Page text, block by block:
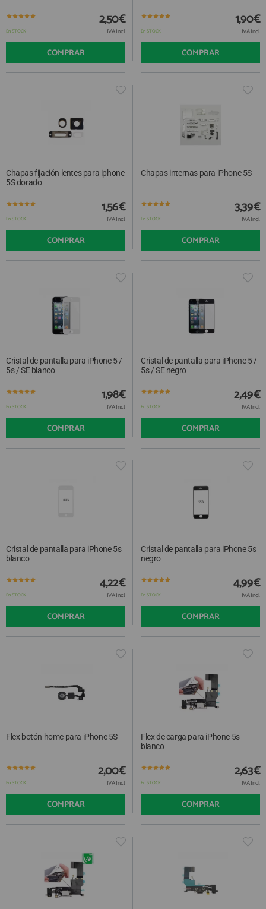
En STOCK
2,50€
IVA Incl.
COMPRAR
En STOCK
1,90€
IVA Incl.
COMPRAR
Chapas fijación lentes para iphone
5S dorado
En STOCK
1,56€
IVA Incl.
COMPRAR
Chapas internas para iPhone 5S
En STOCK
3,39€
IVA Incl.
COMPRAR
Cristal de pantalla para iPhone 5 /
5s / SE blanco
En STOCK
1,98€
IVA Incl.
COMPRAR
Cristal de pantalla para iPhone 5 /
5s / SE negro
En STOCK
2,49€
IVA Incl.
COMPRAR
Cristal de pantalla para iPhone 5s
blanco
En STOCK
4,22€
IVA Incl.
COMPRAR
Cristal de pantalla para iPhone 5s
negro
En STOCK
4,99€
IVA Incl.
COMPRAR
Flex botón home para iPhone 5S
En STOCK
2,00€
IVA Incl.
COMPRAR
Flex de carga para iPhone 5s
blanco
En STOCK
2,63€
IVA Incl.
COMPRAR